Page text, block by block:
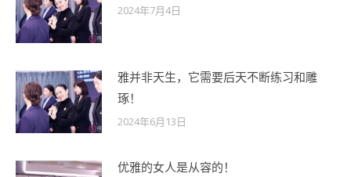
2024年7月4日
雅并非天生，它需要后天不断练习和雕
琢！
2024年6月13日
优雅的女人是从容的！